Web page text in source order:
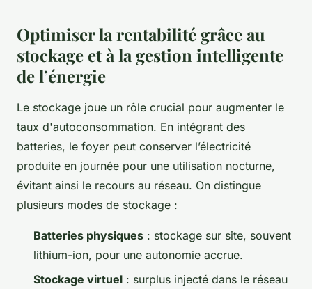
Optimiser la rentabilité grâce au
stockage et à la gestion intelligente
de l’énergie
Le stockage joue un rôle crucial pour augmenter le
taux d'autoconsommation. En intégrant des
batteries, le foyer peut conserver l’électricité
produite en journée pour une utilisation nocturne,
évitant ainsi le recours au réseau. On distingue
plusieurs modes de stockage :
Batteries physiques : stockage sur site, souvent
lithium-ion, pour une autonomie accrue.
Stockage virtuel : surplus injecté dans le réseau